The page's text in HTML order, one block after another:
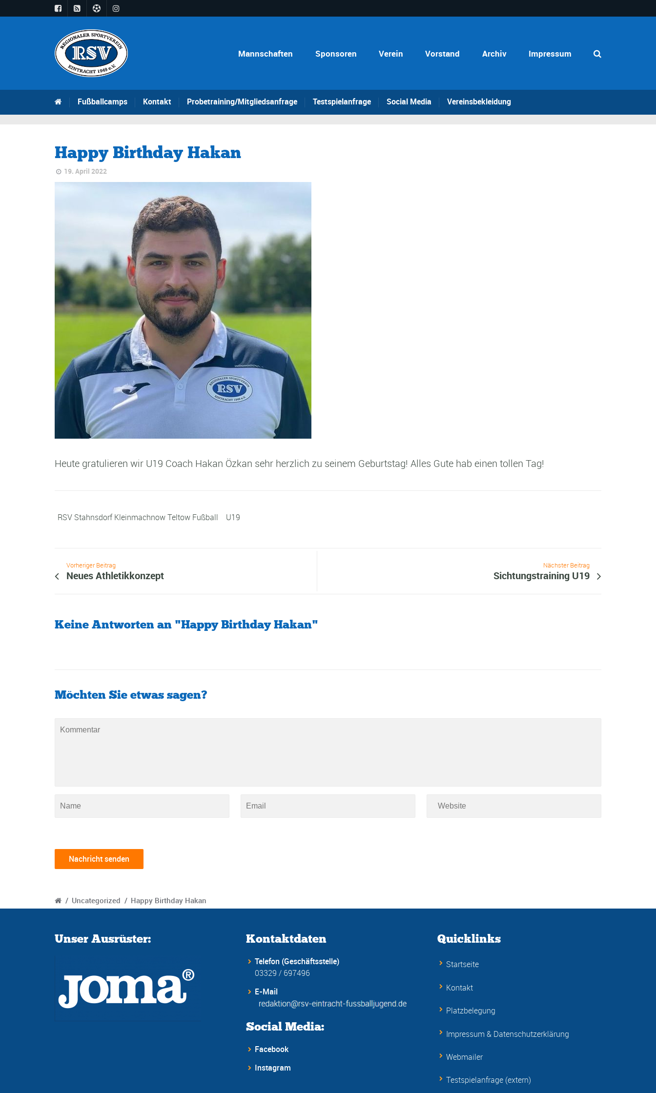
Mannschaften Sponsoren Verein Vorstand Archiv Impressum
Fußballcamps Kontakt Probetraining/Mitgliedsanfrage Testspielanfrage Social Media Vereinsbekleidung
Happy Birthday Hakan
19. April 2022
Heute gratulieren wir U19 Coach Hakan Özkan sehr herzlich zu seinem Geburtstag! Alles Gute hab einen tollen Tag!
RSV Stahnsdorf Kleinmachnow Teltow Fußball U19
Vorheriger Beitrag
Neues Athletikkonzept
Nächster Beitrag
Sichtungstraining U19
Keine Antworten an "Happy Birthday Hakan"
Möchten Sie etwas sagen?
/ Uncategorized / Happy Birthday Hakan
Unser Ausrüster: Kontaktdaten
Telefon (Geschäftsstelle)
03329 / 697496
E-Mail
Social Media:
Facebook
Instagram
Quicklinks
Startseite
Kontakt
Platzbelegung
Impressum & Datenschutzerklärung
Webmailer
Testspielanfrage (extern)